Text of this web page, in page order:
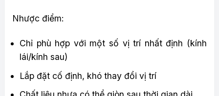
Nhược điểm:
Chỉ phù hợp với một số vị trí nhất định (kính
lái/kính sau)
Lắp đặt cố định, khó thay đổi vị trí